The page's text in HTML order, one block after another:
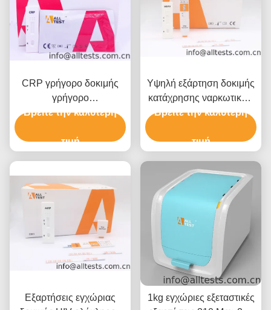
CRP γρήγορο δοκιμής
γρήγορο
χρωματογραφικό
αίματος κασετών
Βρείτε την καλύτερη
τιμή
Υψηλή εξάρτηση δοκιμής
κατάχρησης ναρκωτικών
ουσιών
Methylenedioxypyrovalerone
ευαισθησίας (MDPV)
Βρείτε την καλύτερη
τιμή
Εξαρτήσεις εγχώριας
1kg εγχώριες εξεταστικές